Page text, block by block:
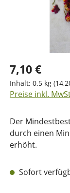
7,10 €
Inhalt: 0.5 kg
Preise inkl.
Der
durch einen
erhöht.
Sofort